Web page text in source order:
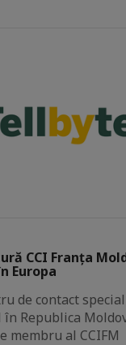
CCI Franța
Europa
de contact
Republica
membru al CCIFM